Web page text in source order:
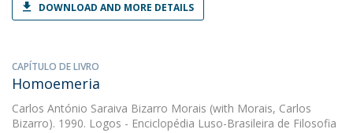
DOWNLOAD AND MORE DETAILS
CAPÍTULO DE LIVRO
Homoemeria
Carlos António Saraiva Bizarro Morais (with Morais, Carlos
Bizarro). 1990. Logos - Enciclopédia Luso-Brasileira de Filosofia